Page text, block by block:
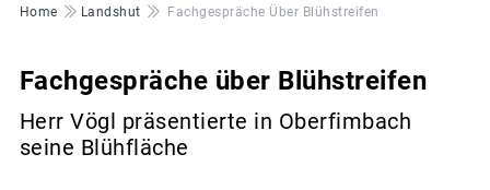
Pfadnavigation
Home Landshut Fachgespräche Über Blühstreifen
Fachgespräche über Blühstreifen
Herr Vögl präsentierte in Oberfimbach
seine Blühfläche